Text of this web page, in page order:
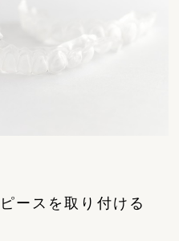
ースを取り付ける